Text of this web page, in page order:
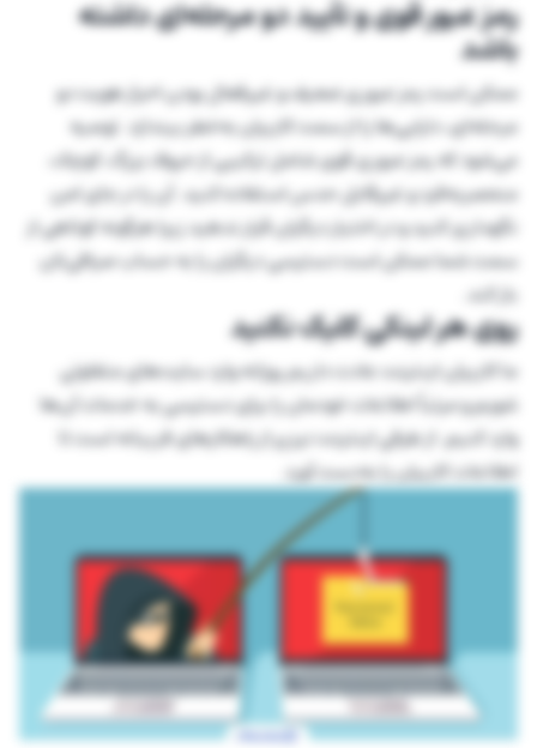
رمز عبور قوی و تأیید دو مرحله‌ای داشته
باشد
ممکن است رمز عبوری ضعیف و غیرفعال بودن احراز هویت دو
مرحله‌ای، دارایی‌ها را از سمت کاربران به‌خطر بیندازد. توصیه
می‌شود که رمز عبوری قوی شامل ترکیبی از حروف بزرگ، کوچک،
منحصربه‌فرد و غیرقابل حدس استفاده کنید. آن را در جای امن
نگهداری کنید و در اختیار دیگران قرار ندهید زیرا هرگونه کوتاهی از
سمت شما ممکن است دسترسی دیگران را به حساب صرافی‌تان
باز کند.
روی هر لینکی کلیک نکنید
ما کاربران اینترنت عادت داریم روزانه وارد سایت‌های متفاوتی
شویم و مرتباً اطلاعات خودمان را برای دسترسی به خدمات آن‌ها
وارد کنیم. از طرفی اینترنت نیز پر از راهکارهای فریبانه است تا
اطلاعات کاربران را به‌دست آورد.